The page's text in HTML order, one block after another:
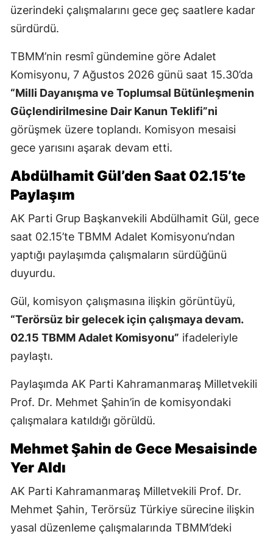
üzerindeki çalışmalarını gece geç saatlere kadar
sürdürdü.
TBMM’nin resmî gündemine göre Adalet
Komisyonu, 7 Ağustos 2026 günü saat 15.30’da
“Milli Dayanışma ve Toplumsal Bütünleşmenin
Güçlendirilmesine Dair Kanun Teklifi”ni
görüşmek üzere toplandı. Komisyon mesaisi
gece yarısını aşarak devam etti.
Abdülhamit Gül’den Saat 02.15’te
Paylaşım
AK Parti Grup Başkanvekili Abdülhamit Gül, gece
saat 02.15’te TBMM Adalet Komisyonu’ndan
yaptığı paylaşımda çalışmaların sürdüğünü
duyurdu.
Gül, komisyon çalışmasına ilişkin görüntüyü,
“Terörsüz bir gelecek için çalışmaya devam.
02.15 TBMM Adalet Komisyonu” ifadeleriyle
paylaştı.
Paylaşımda AK Parti Kahramanmaraş Milletvekili
Prof. Dr. Mehmet Şahin’in de komisyondaki
çalışmalara katıldığı görüldü.
Mehmet Şahin de Gece Mesaisinde
Yer Aldı
AK Parti Kahramanmaraş Milletvekili Prof. Dr.
Mehmet Şahin, Terörsüz Türkiye sürecine ilişkin
yasal düzenleme çalışmalarında TBMM’deki